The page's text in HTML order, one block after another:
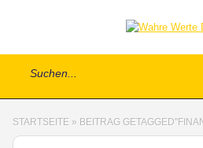
STARTSEITE » BEITRAG GETAGGED"